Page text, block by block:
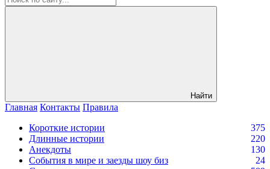
Найти
Главная Контакты Правила
Короткие истории
375
Длинные истории
220
Анекдоты
130
События в мире и заезды шоу биз
24